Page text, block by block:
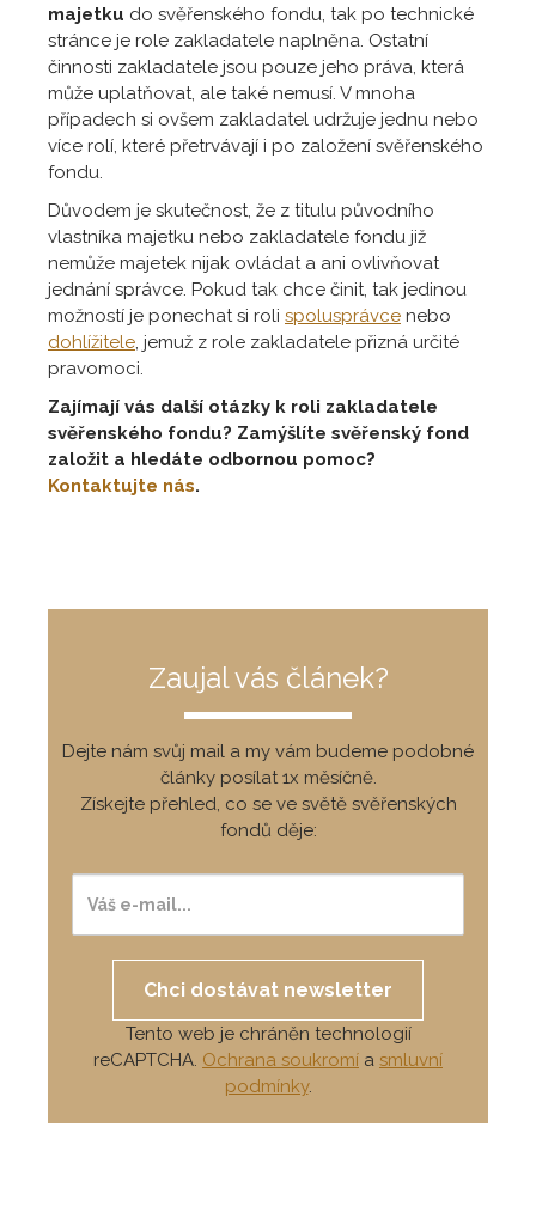
majetku do svěřenského fondu, tak po technické
stránce je role zakladatele naplněna. Ostatní
činnosti zakladatele jsou pouze jeho práva, která
může uplatňovat, ale také nemusí. V mnoha
případech si ovšem zakladatel udržuje jednu nebo
více rolí, které přetrvávají i po založení svěřenského
fondu.
Důvodem je skutečnost, že z titulu původního
vlastníka majetku nebo zakladatele fondu již
nemůže majetek nijak ovládat a ani ovlivňovat
jednání správce. Pokud tak chce činit, tak jedinou
možností je ponechat si roli spolusprávce nebo
dohlížitele, jemuž z role zakladatele přizná určité
pravomoci.
Zajímají vás další otázky k roli zakladatele
svěřenského fondu? Zamýšlíte svěřenský fond
založit a hledáte odbornou pomoc?
Kontaktujte nás.
Zaujal vás článek?
Dejte nám svůj mail a my vám budeme podobné
články posílat 1x měsíčně.
Získejte přehled, co se ve světě svěřenských
fondů děje:
Chci dostávat newsletter
Tento web je chráněn technologií
reCAPTCHA. Ochrana soukromí a smluvní
podmínky.